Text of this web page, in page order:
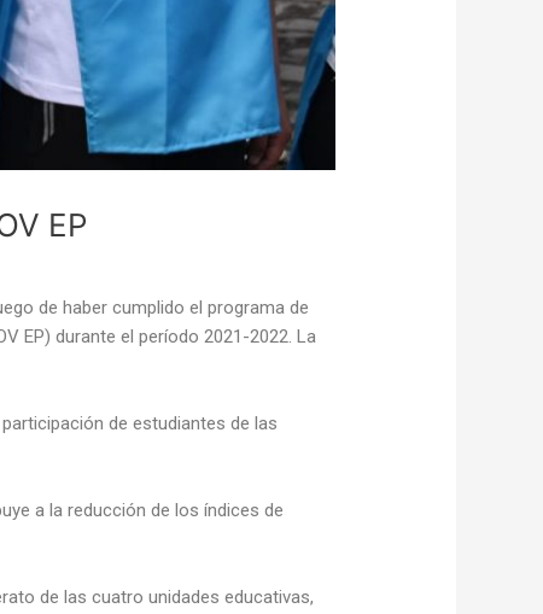
EP
de haber cumplido el programa de
EP) durante el período 2021-2022. La
de estudiantes de las
a la reducción de los índices de
de las cuatro unidades educativas,